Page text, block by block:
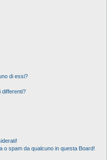
di essi?
differenti?
o spam da qualcuno in questa Board!